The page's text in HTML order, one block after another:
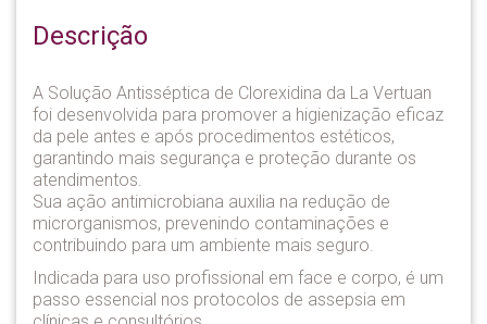
Descrição
A Solução Antisséptica de Clorexidina da La Vertuan
foi desenvolvida para promover a higienização eficaz
da pele antes e após procedimentos estéticos,
garantindo mais segurança e proteção durante os
atendimentos.
Sua ação antimicrobiana auxilia na redução de
microrganismos, prevenindo contaminações e
contribuindo para um ambiente mais seguro.
Indicada para uso profissional em face e corpo, é um
passo essencial nos protocolos de assepsia em